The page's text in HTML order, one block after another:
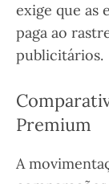
exige que as
paga ao
publicitários.
Premium
A